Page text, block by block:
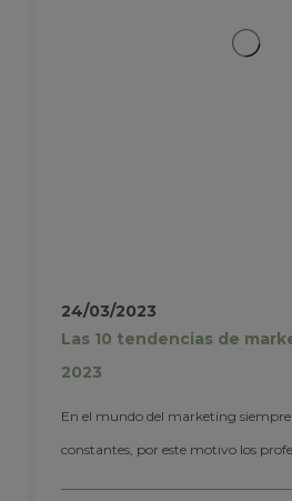
24/03/2023
Las 10 tendencias de
2023
En el mundo del marketing
constantes, por este motivo los